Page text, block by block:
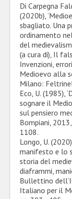
Di Carpegna
(2020b),
sbagliato. Una
ordinamento
del
(a cura di), Il
Invenzioni,
Medioevo alla
Milano:
Eco, U. (1985),
sognare il
sul pensiero
Bompiani,
1108.
Longo, U.
manifesto e lo
storia del
diaframmi,
Bullettino
Italiano per il